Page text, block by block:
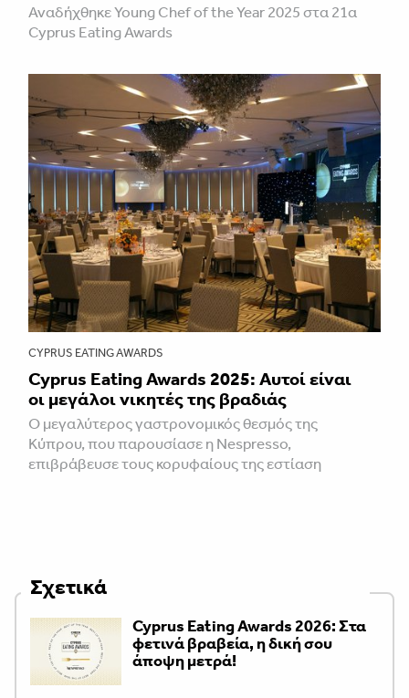
Αναδήχθηκε Young Chef of the Year 2025 στα 21α
Cyprus Eating Awards
CYPRUS EATING AWARDS
Cyprus Eating Awards 2025: Aυτοί είναι
οι μεγάλοι νικητές της βραδιάς
Ο μεγαλύτερος γαστρονομικός θεσμός της
Κύπρου, που παρουσίασε η Nespresso,
επιβράβευσε τους κορυφαίους της εστίαση
Σχετικά
Cyprus Eating Awards 2026: Στα
φετινά βραβεία, η δική σου
άποψη μετρά!